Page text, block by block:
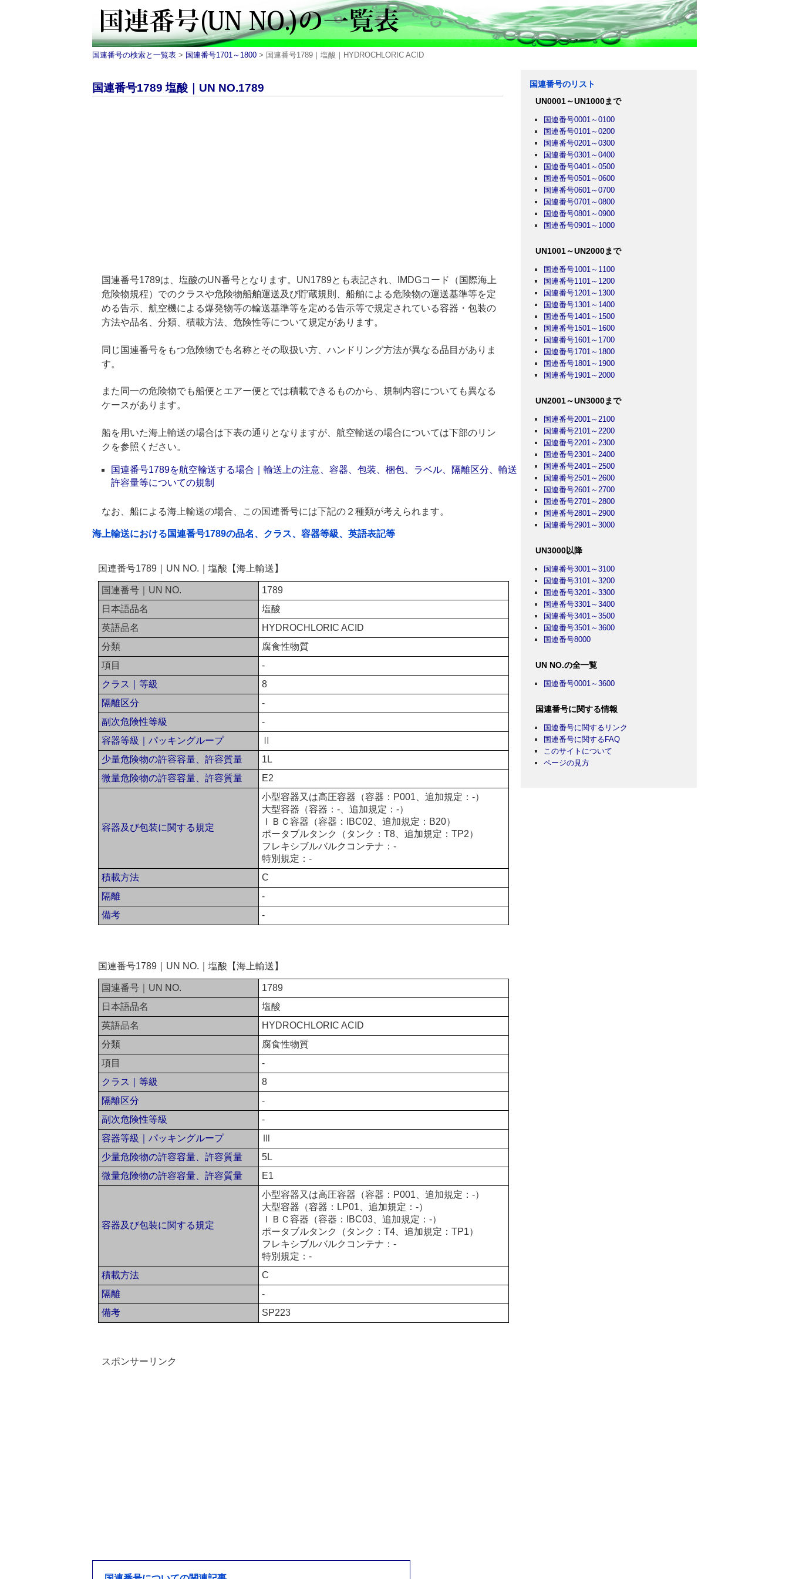
国連番号の検索と一覧表 > 国連番号1701～1800 > 国連番号1789｜塩酸｜HYDROCHLORIC ACID
国連番号1789 塩酸｜UN NO.1789
国連番号1789は、塩酸のUN番号となります。UN1789とも表記され、IMDGコード（国際海上
危険物規程）でのクラスや危険物船舶運送及び貯蔵規則、船舶による危険物の運送基準等を定
める告示、航空機による爆発物等の輸送基準等を定める告示等で規定されている容器・包装の
方法や品名、分類、積載方法、危険性等について規定があります。
同じ国連番号をもつ危険物でも名称とその取扱い方、ハンドリング方法が異なる品目がありま
す。
また同一の危険物でも船便とエアー便とでは積載できるものから、規制内容についても異なる
ケースがあります。
船を用いた海上輸送の場合は下表の通りとなりますが、航空輸送の場合については下部のリン
クを参照ください。
国連番号1789を航空輸送する場合｜輸送上の注意、容器、包装、梱包、ラベル、隔離区分、輸送
許容量等についての規制
なお、船による海上輸送の場合、この国連番号には下記の２種類が考えられます。
海上輸送における国連番号1789の品名、クラス、容器等級、英語表記等
国連番号1789｜UN NO.｜塩酸【海上輸送】
国連番号｜UN NO.
1789
日本語品名
塩酸
英語品名
HYDROCHLORIC ACID
分類
腐食性物質
項目
-
クラス｜等級
8
隔離区分
-
副次危険性等級
-
容器等級｜パッキングループ
Ⅱ
少量危険物の許容容量、許容質量
1L
微量危険物の許容容量、許容質量
E2
容器及び包装に関する規定
小型容器又は高圧容器（容器：P001、追加規定：-）
大型容器（容器：-、追加規定：-）
ＩＢＣ容器（容器：IBC02、追加規定：B20）
ポータブルタンク（タンク：T8、追加規定：TP2）
フレキシブルバルクコンテナ：-
特別規定：-
積載方法
C
隔離
-
備考
-
国連番号1789｜UN NO.｜塩酸【海上輸送】
国連番号｜UN NO.
1789
日本語品名
塩酸
英語品名
HYDROCHLORIC ACID
分類
腐食性物質
項目
-
クラス｜等級
8
隔離区分
-
副次危険性等級
-
容器等級｜パッキングループ
Ⅲ
少量危険物の許容容量、許容質量
5L
微量危険物の許容容量、許容質量
E1
容器及び包装に関する規定
小型容器又は高圧容器（容器：P001、追加規定：-）
大型容器（容器：LP01、追加規定：-）
ＩＢＣ容器（容器：IBC03、追加規定：-）
ポータブルタンク（タンク：T4、追加規定：TP1）
フレキシブルバルクコンテナ：-
特別規定：-
積載方法
C
隔離
-
備考
SP223
スポンサーリンク
国連番号のリスト
UN0001～UN1000まで
国連番号0001～0100
国連番号0101～0200
国連番号0201～0300
国連番号0301～0400
国連番号0401～0500
国連番号0501～0600
国連番号0601～0700
国連番号0701～0800
国連番号0801～0900
国連番号0901～1000
UN1001～UN2000まで
国連番号1001～1100
国連番号1101～1200
国連番号1201～1300
国連番号1301～1400
国連番号1401～1500
国連番号1501～1600
国連番号1601～1700
国連番号1701～1800
国連番号1801～1900
国連番号1901～2000
UN2001～UN3000まで
国連番号2001～2100
国連番号2101～2200
国連番号2201～2300
国連番号2301～2400
国連番号2401～2500
国連番号2501～2600
国連番号2601～2700
国連番号2701～2800
国連番号2801～2900
国連番号2901～3000
UN3000以降
国連番号3001～3100
国連番号3101～3200
国連番号3201～3300
国連番号3301～3400
国連番号3401～3500
国連番号3501～3600
国連番号8000
UN NO.の全一覧
国連番号0001～3600
国連番号に関する情報
国連番号に関するリンク
国連番号に関するFAQ
このサイトについて
ページの見方